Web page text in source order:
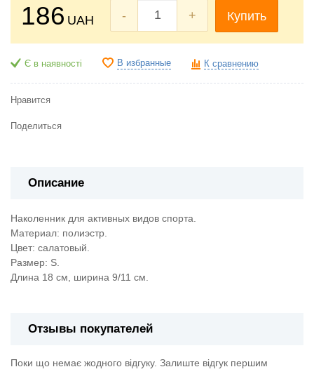
186 UAH - + Купить
Є в наявності В избранные К сравнению
Нравится
Поделиться
Описание
Наколенник для активных видов спорта.
Материал: полиэстр.
Цвет: салатовый.
Размер: S.
Длина 18 cм, ширина 9/11 см.
Отзывы покупателей
Поки що немає жодного відгуку. Залиште відгук першим